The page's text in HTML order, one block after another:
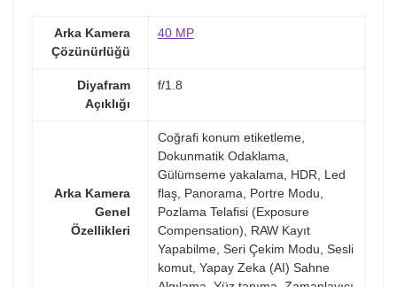
Arka Kamera
Çözünürlüğü
40 MP
Diyafram
Açıklığı
f/1.8
Arka Kamera
Genel
Özellikleri
Coğrafi konum etiketleme,
Dokunmatik Odaklama,
Gülümseme yakalama, HDR, Led
flaş, Panorama, Portre Modu,
Pozlama Telafisi (Exposure
Compensation), RAW Kayıt
Yapabilme, Seri Çekim Modu, Sesli
komut, Yapay Zeka (AI) Sahne